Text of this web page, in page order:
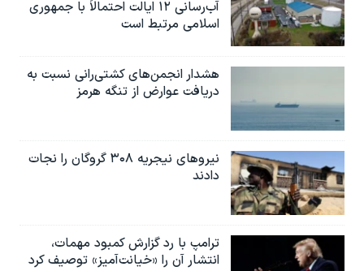
آب‌رسانی ۱۲ ایالت احتمالاً با جمهوری
اسلامی مرتبط است
هشدار انجمن‌های کشتی‌رانی نسبت به
دریافت عوارض از تنگه هرمز
نیروهای نیجریه‌ ۳۰۸ گروگان را نجات
دادند
ترامپ با رد گزارش کمبود مهمات،
انتشار آن را «خیانت‌آمیز» توصیف کرد